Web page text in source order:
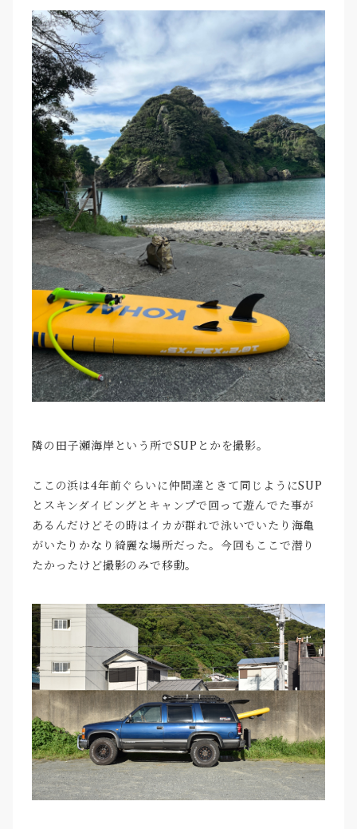
隣の田子瀬海岸という所でSUPとかを撮影。
ここの浜は4年前ぐらいに仲間達ときて同じようにSUP
とスキンダイビングとキャンプで回って遊んでた事が
あるんだけどその時はイカが群れで泳いでいたり海亀
がいたりかなり綺麗な場所だった。今回もここで潜り
たかったけど撮影のみで移動。